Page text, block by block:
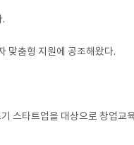
.
맞춤형 지원에 공조해왔다.
스타트업을 대상으로 창업교